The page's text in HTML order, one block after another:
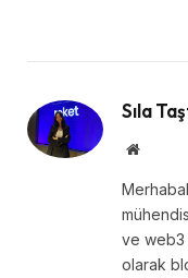
Sıla
Website
ve web3
olarak